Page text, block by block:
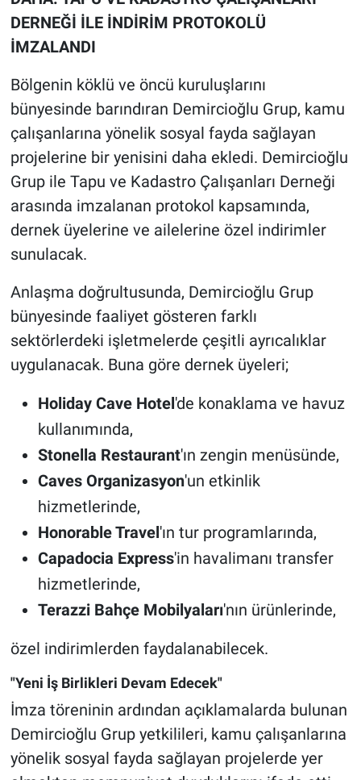
DERNEĞİ İLE İNDİRİM PROTOKOLÜ
İMZALANDI
Bölgenin köklü ve öncü kuruluşlarını
bünyesinde barındıran Demircioğlu Grup, kamu
çalışanlarına yönelik sosyal fayda sağlayan
projelerine bir yenisini daha ekledi. Demircioğlu
Grup ile Tapu ve Kadastro Çalışanları Derneği
arasında imzalanan protokol kapsamında,
dernek üyelerine ve ailelerine özel indirimler
sunulacak.
Anlaşma doğrultusunda, Demircioğlu Grup
bünyesinde faaliyet gösteren farklı
sektörlerdeki işletmelerde çeşitli ayrıcalıklar
uygulanacak. Buna göre dernek üyeleri;
Holiday Cave Hotel'de konaklama ve havuz
kullanımında,
Stonella Restaurant'ın zengin menüsünde,
Caves Organizasyon'un etkinlik
hizmetlerinde,
Honorable Travel'ın tur programlarında,
Capadocia Express'in havalimanı transfer
hizmetlerinde,
Terazzi Bahçe Mobilyaları'nın ürünlerinde,
özel indirimlerden faydalanabilecek.
"Yeni İş Birlikleri Devam Edecek"
İmza töreninin ardından açıklamalarda bulunan
Demircioğlu Grup yetkilileri, kamu çalışanlarına
yönelik sosyal fayda sağlayan projelerde yer
Genel
Kültür - Sanat
Politika
Magazin
Çevre
Haberde İnsan